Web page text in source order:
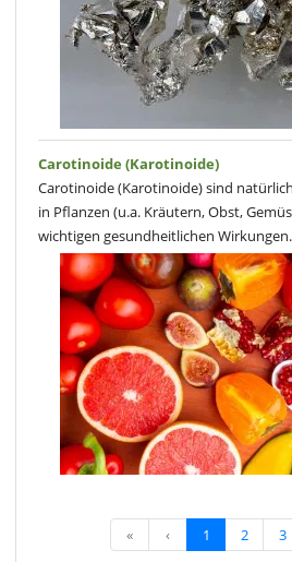
Carotinoide (Karotinoide)
Carotinoide (Karotinoide) sind
in Pflanzen (u.a. Kräutern, Obst,
wichtigen gesundheitlichen Wirkungen.
« ‹ 1 2 3